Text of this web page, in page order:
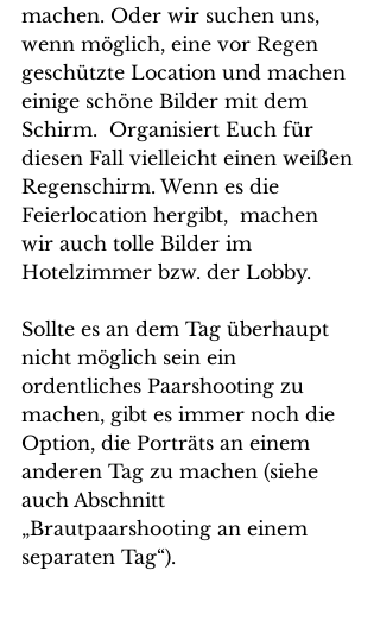
machen. Oder wir suchen uns,
wenn möglich, eine vor Regen
geschützte Location und machen
einige schöne Bilder mit dem
Schirm.  Organisiert Euch für
diesen Fall vielleicht einen weißen
Regenschirm. Wenn es die
Feierlocation hergibt,  machen
wir auch tolle Bilder im
Hotelzimmer bzw. der Lobby.
Sollte es an dem Tag überhaupt
nicht möglich sein ein
ordentliches Paarshooting zu
machen, gibt es immer noch die
Option, die Porträts an einem
anderen Tag zu machen (siehe
auch Abschnitt
„Brautpaarshooting an einem
separaten Tag“).